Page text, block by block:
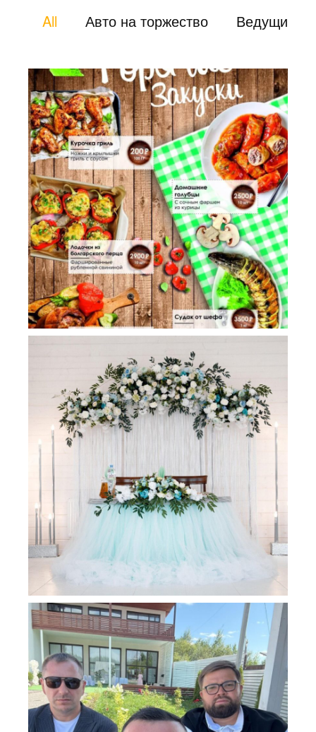
All Авто на торжество Ведущий и